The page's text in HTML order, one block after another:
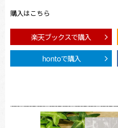
購入はこちら
楽天ブックスで購入
hontoで購入